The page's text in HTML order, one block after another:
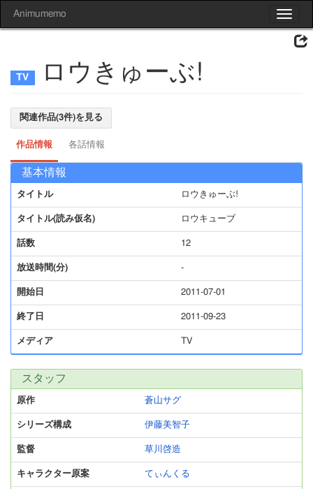
Toggle
Animumemo
ロウきゅーぶ!
関連作品(3件)を見る
作品情報 各話情報
基本情報
タイトル ロウきゅーぶ!
タイトル(読み仮名) ロウキューブ
話数 12
放送時間(分) -
開始日 2011-07-01
終了日 2011-09-23
メディア TV
スタッフ
原作 蒼山サグ
シリーズ構成 伊藤美智子
監督 草川啓造
キャラクター原案 てぃんくる